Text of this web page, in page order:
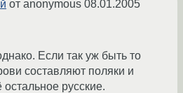
от anonymous 08.01.2005
Если так уж быть то
составляют поляки и
русские.